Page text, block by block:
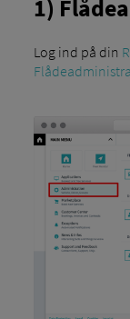
1)
Log ind på din